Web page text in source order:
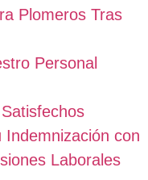
Plomeros Tras
Personal
Indemnización con
Laborales